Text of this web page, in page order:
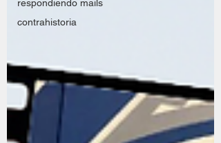
respondiendo mails
contrahistoria